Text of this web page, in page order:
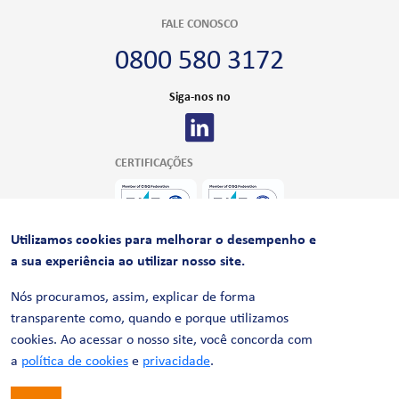
FALE CONOSCO
0800 580 3172
Siga-nos no
CERTIFICAÇÕES
© 2026 LinhaUni. Todos os direitos reservados.
Política de Privacidade
Utilizamos cookies para melhorar o desempenho e
a sua experiência ao utilizar nosso site.
Nós procuramos, assim, explicar de forma
transparente como, quando e porque utilizamos
cookies. Ao acessar o nosso site, você concorda com
a política de cookies e privacidade.